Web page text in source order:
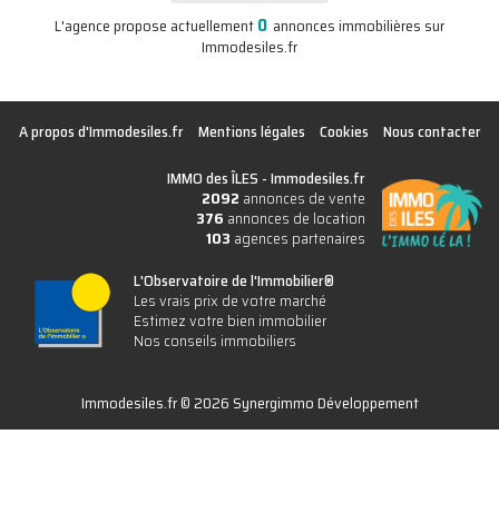
L'agence propose actuellement0 annonces immobilières sur
Immodesiles.fr
A propos d'Immodesiles.fr Mentions légales Cookies
Nous contacter
IMMO des ÎLES -Immodesiles.fr
2092 annonces de vente
376 annonces de location
103 agences partenaires
L'Observatoire de l'Immobilier®
Les vrais prix de votre marché
Estimez votre bien immobilier
Nos conseils immobiliers
Immodesiles.fr © 2026 Synergimmo Développement